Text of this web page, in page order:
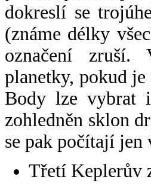
dokreslí se
(známe délky
označení zruší.
planetky, pokud
Body lze vybrat
zohledněn sklon
se pak počítají
Třetí Keplerův